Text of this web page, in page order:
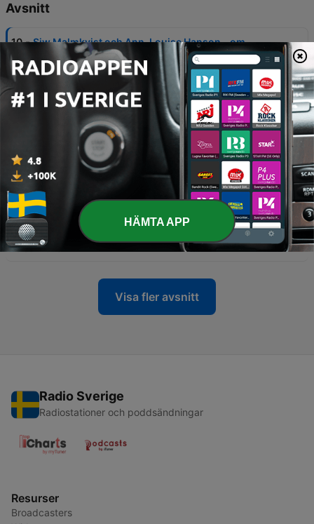
Avsnitt
10 - Siw Malmkvist och Ann-Louise Hanson - om
konsten att odla vänskap
07 Aug 2026
8 - Michael Segerström - att komma ut sent i livet
Amelia Adamo - om konsten att sluta fred med livet
24 Jul 2026
- Johan Rabaeus - med skuggorna som livskamrat
17 Jul 2026
4 - Malou von Sivers – lust och begär genom hela livet
10 Jul 2026
Visa fler avsnitt
Radio Sverige
Radiostationer och poddsändningar
Resurser
Broadcasters
HÄMTA APP